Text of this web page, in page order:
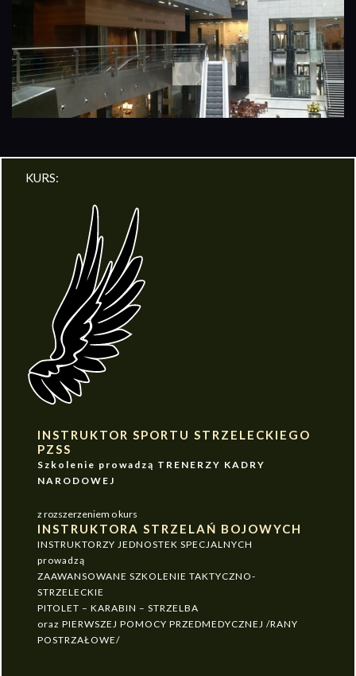
KURS:
INSTRUKTOR SPORTU STRZELECKIEGO
PZSS
Szkolenie prowadzą TRENERZY KADRY
NARODOWEJ
z rozszerzeniem o kurs
INSTRUKTORA STRZELAŃ BOJOWYCH
INSTRUKTORZY JEDNOSTEK SPECJALNYCH
prowadzą
ZAAWANSOWANE SZKOLENIE TAKTYCZNO-
STRZELECKIE
PITOLET – KARABIN – STRZELBA
oraz PIERWSZEJ POMOCY PRZEDMEDYCZNEJ /RANY
POSTRZAŁOWE/